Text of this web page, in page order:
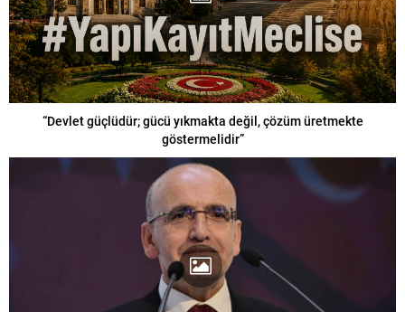
“Devlet güçlüdür; gücü yıkmakta değil, çözüm üretmekte
göstermelidir”